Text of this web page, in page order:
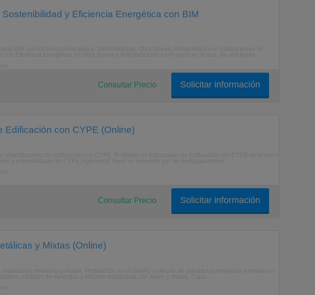
y Eficiencia Energética con BIM
Solicitar información
Consultar Precio
Edificación con CYPE (Online)
Solicitar información
Consultar Precio
y Mixtas (Online)